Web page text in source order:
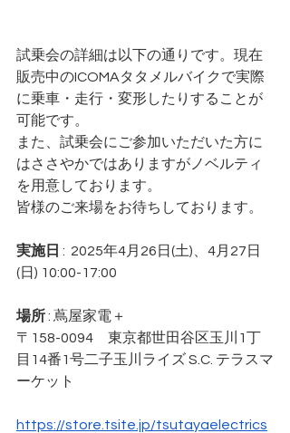
試乗会の詳細は以下の通りです。現在
販売中のICOMAタタメルバイクで実際
に乗車・走行・変形したりすることが
可能です。
また、試乗会にご参加いただいた方に
はささやかではありますがノベルティ
を用意しております。
皆様のご来場をお待ちしております。
実施日 :  2025年4月26日(土)、4月27日
(日) 10:00-17:00
場所 : 蔦屋家電＋
〒158-0094　東京都世田谷区玉川1丁
目14番1号二子玉川ライズ S.C. テラスマ
ーケット
https://store.tsite.jp/tsutayaelectrics